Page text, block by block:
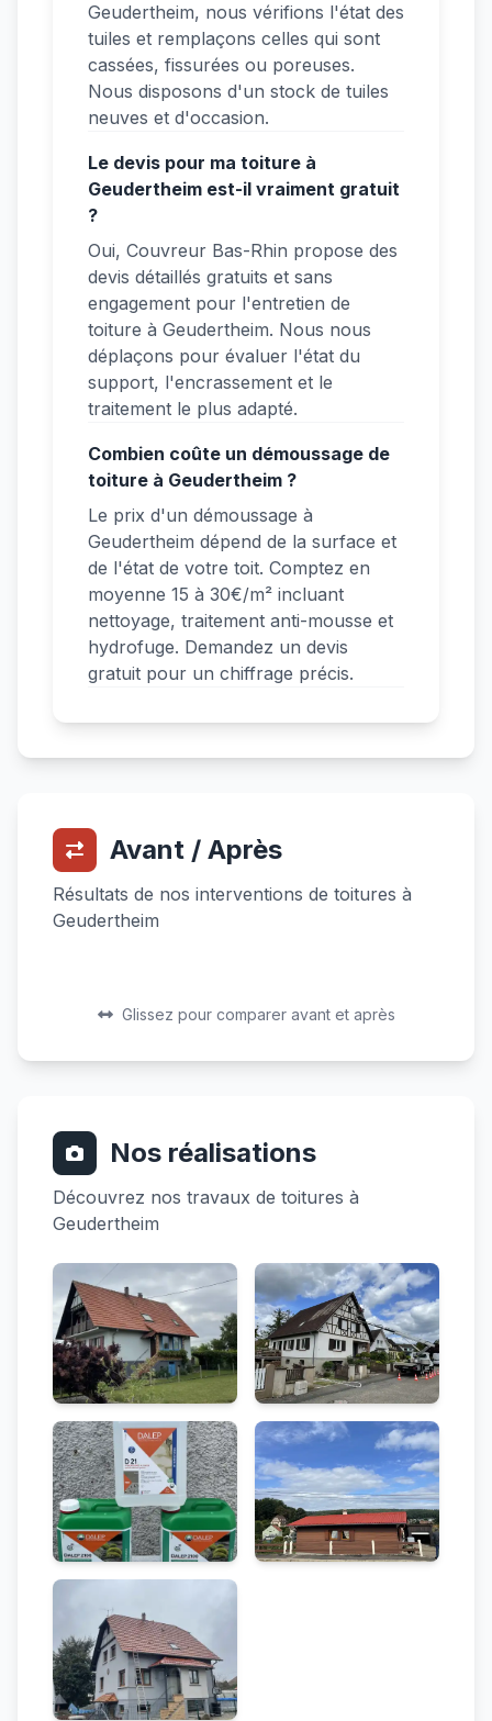
Geudertheim, nous vérifions l'état des
tuiles et remplaçons celles qui sont
cassées, fissurées ou poreuses.
Nous disposons d'un stock de tuiles
neuves et d'occasion.
Le devis pour ma toiture à
Geudertheim est-il vraiment gratuit
?
Oui, Couvreur Bas-Rhin propose des
devis détaillés gratuits et sans
engagement pour l'entretien de
toiture à Geudertheim. Nous nous
déplaçons pour évaluer l'état du
support, l'encrassement et le
traitement le plus adapté.
Combien coûte un démoussage de
toiture à Geudertheim ?
Le prix d'un démoussage à
Geudertheim dépend de la surface et
de l'état de votre toit. Comptez en
moyenne 15 à 30€/m² incluant
nettoyage, traitement anti-mousse et
hydrofuge. Demandez un devis
gratuit pour un chiffrage précis.
Avant / Après
Résultats de nos interventions de toitures à
Geudertheim
Avant
Après
Glissez pour comparer avant et après
Nos réalisations
Découvrez nos travaux de toitures à
Geudertheim